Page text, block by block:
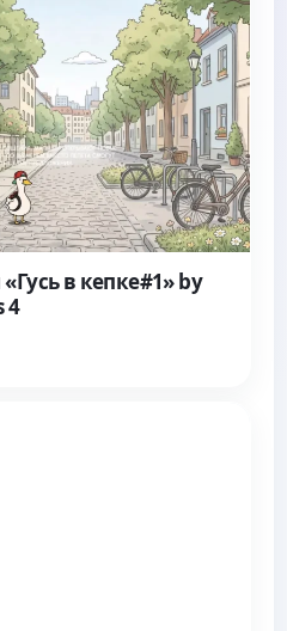
в кепке#1» by
4